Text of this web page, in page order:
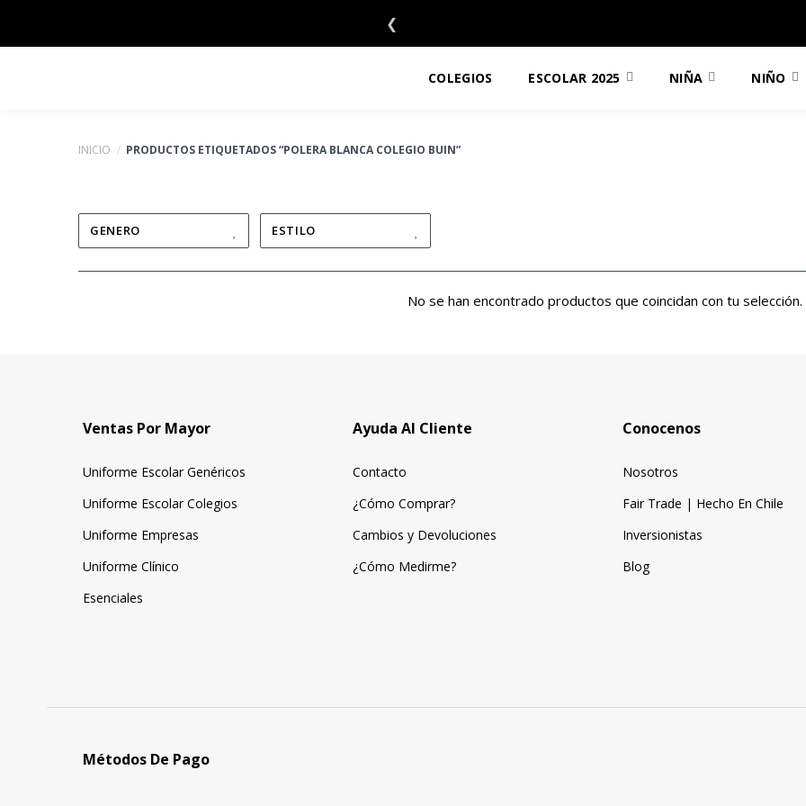
❮
COLEGIOS ESCOLAR 2025 NIÑA NIÑO
INICIO / PRODUCTOS ETIQUETADOS “POLERA BLANCA COLEGIO BUIN”
GENERO ESTILO
No se han encontrado productos que coincidan con tu selección.
Ventas Por Mayor
Uniforme Escolar Genéricos
Uniforme Escolar Colegios
Uniforme Empresas
Uniforme Clínico
Esenciales
Ayuda Al Cliente
Contacto
¿Cómo Comprar?
Cambios y Devoluciones
¿Cómo Medirme?
Conocenos
Nosotros
Fair Trade | Hecho En Chile
Inversionistas
Blog
Métodos De Pago